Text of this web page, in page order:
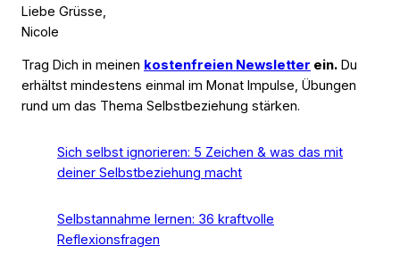
Liebe Grüsse,
Nicole
Trag Dich in meinen kostenfreien Newsletter ein. Du
erhältst mindestens einmal im Monat Impulse, Übungen
rund um das Thema Selbstbeziehung stärken.
Sich selbst ignorieren: 5 Zeichen & was das mit
deiner Selbstbeziehung macht
Selbstannahme lernen: 36 kraftvolle
Reflexionsfragen